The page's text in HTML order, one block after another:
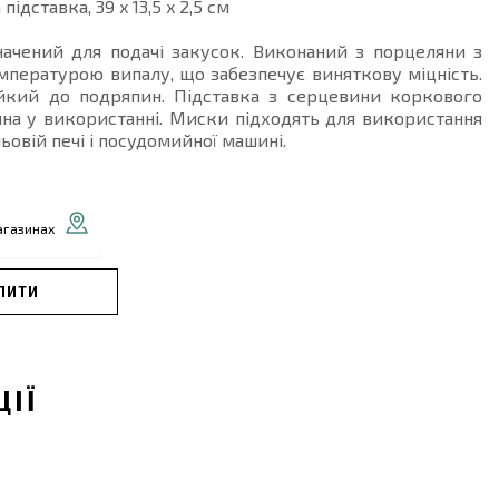
39 x 13,5 x 2,5 см
для подачі закусок. Виконаний з порцеляни з
випалу, що забезпечує виняткову міцність.
до подряпин. Підставка з серцевини коркового
у використанні. Миски підходять для використання
печі і посудомийної машині.